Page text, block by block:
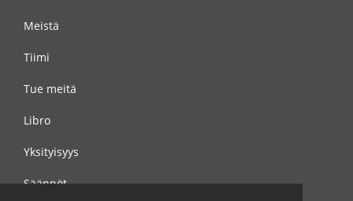
Meistä
Tiimi
Tue meitä
Libro
Yksityisyys
Säännöt